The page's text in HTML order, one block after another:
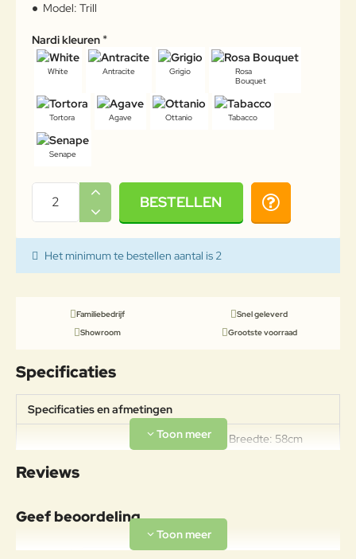
Model: Trill
Nardi kleuren
White Antracite Grigio
Rosa
Bouquet
Tortora Agave Ottanio Tabacco
Senape
BESTELLEN
Het minimum te bestellen aantal is 2
Familiebedrijf
Snel geleverd
Showroom
Grootste voorraad
Specificaties
Specificaties en afmetingen
Hoogte: 82cm Breedte: 58cm
UV-bestendig polypropyleen
versterkt met glasvezel.
Reviews
Geef beoordeling
Uw naam: